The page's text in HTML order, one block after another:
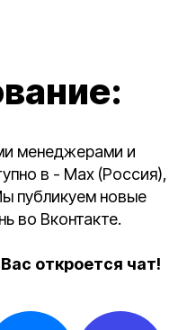
менеджерами и
в - Max (Россия),
публикуем новые
во Вконтакте.
откроется чат!